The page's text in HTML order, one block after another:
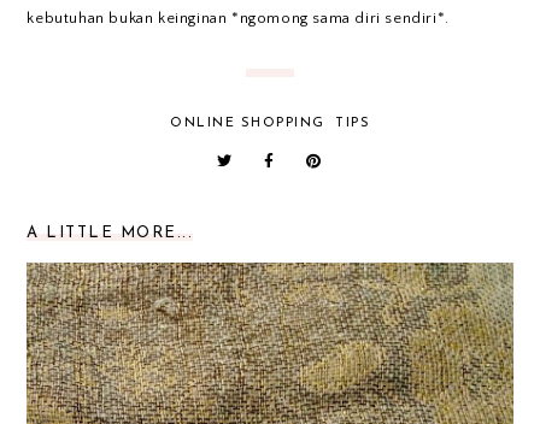
kebutuhan bukan keinginan *ngomong sama diri sendiri*.
ONLINE SHOPPING TIPS
A LITTLE MORE...